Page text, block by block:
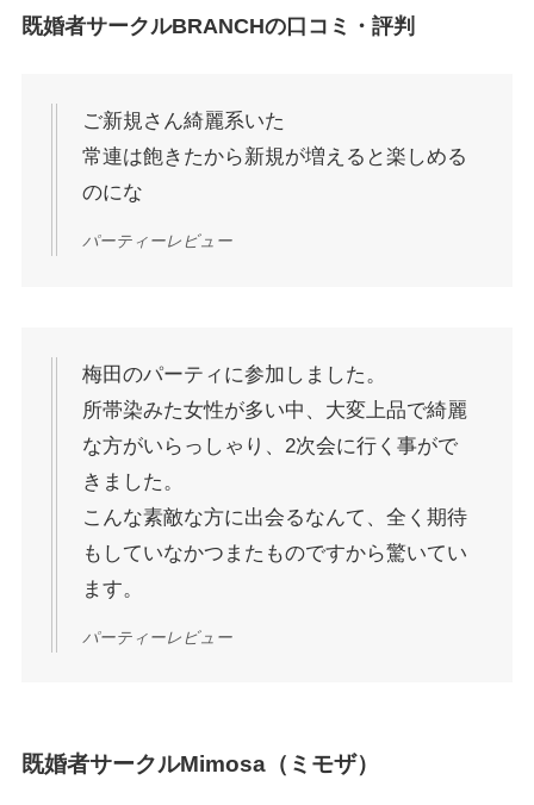
既婚者サークルBRANCHの口コミ・評判
ご新規さん綺麗系いた
常連は飽きたから新規が増えると楽しめる
のにな
パーティーレビュー
梅田のパーティに参加しました。
所帯染みた女性が多い中、大変上品で綺麗
な方がいらっしゃり、2次会に行く事がで
きました。
こんな素敵な方に出会るなんて、全く期待
もしていなかつまたものですから驚いてい
ます。
パーティーレビュー
既婚者サークルMimosa（ミモザ）